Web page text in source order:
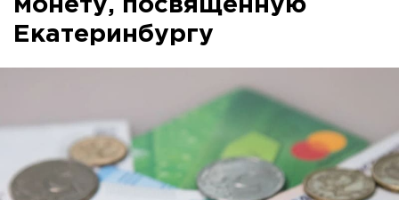
монету, посвященную
Екатеринбургу